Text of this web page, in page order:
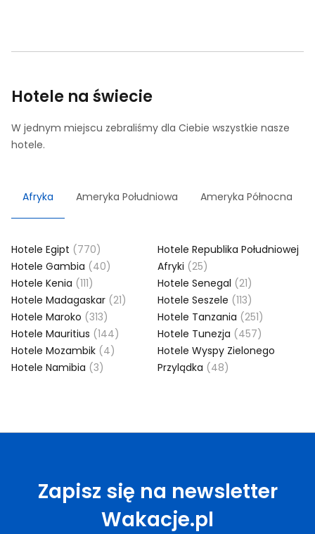
Hotele na świecie
W jednym miejscu zebraliśmy dla Ciebie wszystkie nasze
hotele.
Afryka Ameryka Południowa Ameryka Północna
Hotele Egipt (770)
Hotele Gambia (40)
Hotele Kenia (111)
Hotele Madagaskar (21)
Hotele Maroko (313)
Hotele Mauritius (144)
Hotele Mozambik (4)
Hotele Namibia (3)
Hotele Republika Południowej
Afryki (25)
Hotele Senegal (21)
Hotele Seszele (113)
Hotele Tanzania (251)
Hotele Tunezja (457)
Hotele Wyspy Zielonego
Przylądka (48)
Zapisz się na newsletter
Wakacje.pl